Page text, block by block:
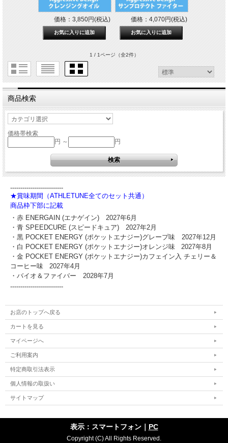
価格：3,850円(税込) 価格：4,070円(税込)
1 / 1ページ（全2件）
商品検索
価格帯検索
円 ～
円
--------------------------
★賞味期間（ATHLETUNE全てのセット共通）
商品枠下部に記載
・赤 ENERGAIN (エナゲイン) 2027年6月
・青 SPEEDCURE (スピードキュア) 2027年2月
・黒 POCKET ENERGY (ポケットエナジー)グレープ味 2027年12月
・白 POCKET ENERGY (ポケットエナジー)オレンジ味 2027年8月
・金 POCKET ENERGY (ポケットエナジー)カフェイン入 チェリー＆
コーヒー味 2027年4月
・バイオ＆ファイバー 2028年7月
--------------------------
お店のトップへ戻る
カートを見る
マイページへ
ご利用案内
特定商取引法表示
個人情報の取扱い
サイトマップ
表示：スマートフォン｜ PC
Copyright (C) All Rights Reserved.